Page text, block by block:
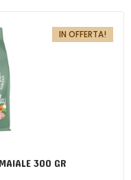
IN OFFERTA!
300 GR